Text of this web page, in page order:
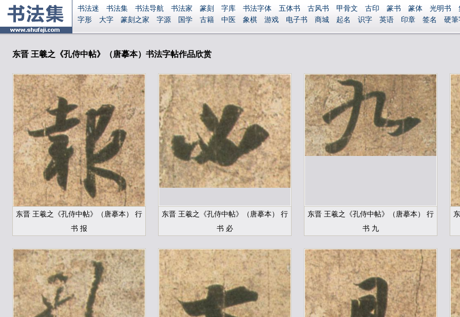
书法迷 书法集 书法导航 书法家 篆刻 字库 书法字体 五体书 古风书 甲骨文 古印 篆书 篆体 光明书
字形
大字 篆刻之家 字源 国学 古籍 中医 象棋 游戏 电子书 商城 起名 识字 英语 印章 签名 硬筆
东晋 王羲之《孔侍中帖》（唐摹本）书法字帖作品欣赏
东晋 王羲之《孔侍中帖》（唐摹本） 行
书 报
东晋 王羲之《孔侍中帖》（唐摹本） 行
书 必
东晋 王羲之《孔侍中帖》（唐摹本） 行
书 九